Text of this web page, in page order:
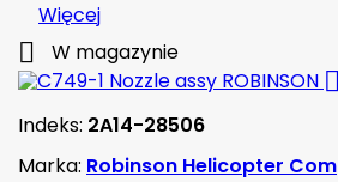
Więcej
 W magazynie

Indeks: 2A14-28506
Marka: Robinson Helicopter